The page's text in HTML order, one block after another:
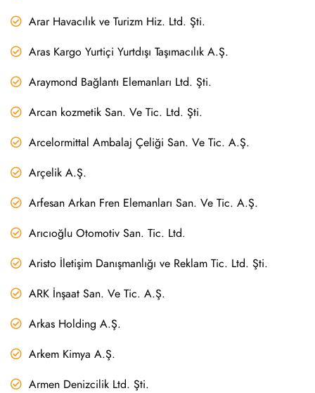
Arar Havacılık ve Turizm Hiz. Ltd. Şti.
Aras Kargo Yurtiçi Yurtdışı Taşımacılık A.Ş.
Araymond Bağlantı Elemanları Ltd. Şti.
Arcan kozmetik San. Ve Tic. Ltd. Şti.
Arcelormittal Ambalaj Çeliği San. Ve Tic. A.Ş.
Arçelik A.Ş.
Arfesan Arkan Fren Elemanları San. Ve Tic. A.Ş.
Arıcıoğlu Otomotiv San. Tic. Ltd.
Aristo İletişim Danışmanlığı ve Reklam Tic. Ltd. Şti.
ARK İnşaat San. Ve Tic. A.Ş.
Arkas Holding A.Ş.
Arkem Kimya A.Ş.
Armen Denizcilik Ltd. Şti.